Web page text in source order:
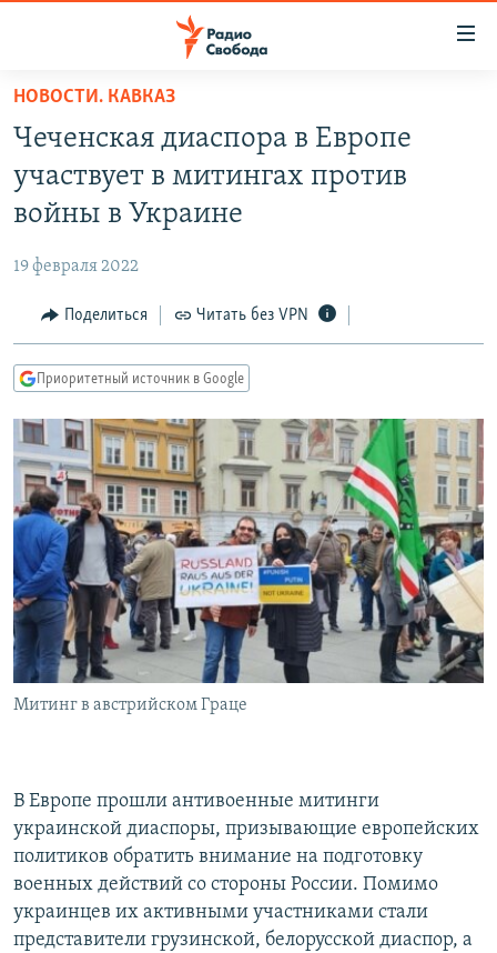
упрощенного
доступа
основному
Вернутся
Вернутся
поиску
АВТОРСКИЕ ПРОЕКТЫ
МНЕНИЯ
КУЛЬТУРА
КАВКАЗ.РЕАЛИИ
СЕВЕР.РЕАЛИИ
СИБИРЬ.РЕАЛИИ
РАСПИСАНИЕ ВЕЩАНИЯ
ПОДПИШИТЕСЬ НА РАССЫЛКУ
СОЦИАЛЬНЫЕ СЕТИ
НОВОСТИ. КАВКАЗ
Чеченская диаспора в Европе
участвует в митингах против
войны в Украине
19 февраля 2022
Поделиться Читать без VPN
Приоритетный источник в Google
Митинг в австрийском Граце
В Европе прошли антивоенные митинги
украинской диаспоры, призывающие европейских
политиков обратить внимание на подготовку
военных действий со стороны России. Помимо
украинцев их активными участниками стали
представители грузинской, белорусской диаспор, а